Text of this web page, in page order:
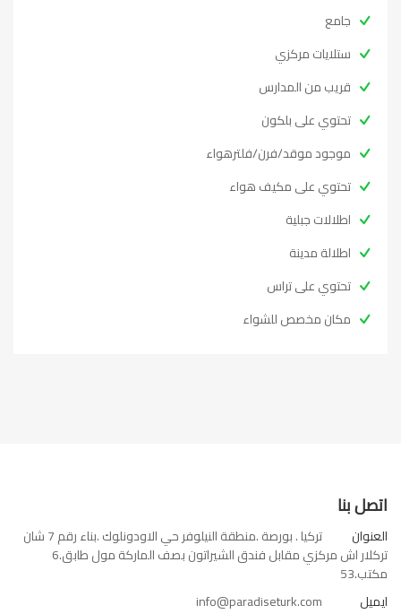
جامع
ستلايات مركزي
قريب من المدارس
تحتوي على بلكون
موجود موقد/فرن/فلترهواء
تحتوي على مكيف هواء
اطلالات جبلية
اطلالة مدينة
تحتوي على تراس
مكان مخصص للشواء
اتصل بنا
العنوان
تركيا . بورصة .منطقة النيلوفر حي الاودونلوك .بناء رقم 7 شان
تركلار اش مركزي مقابل فندق الشيراتون بصف الماركة مول طابق.6
مكتب.53
ايميل
info@paradiseturk.com